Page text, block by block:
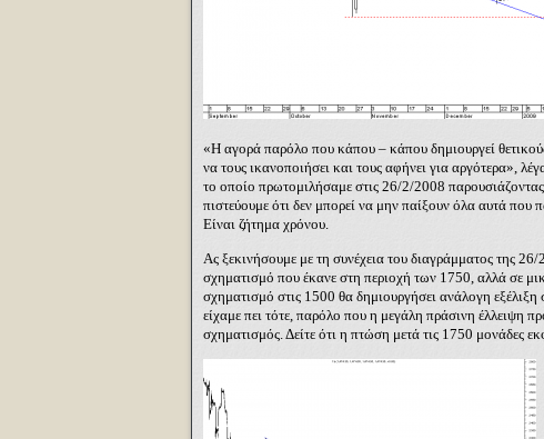
«Η αγορά παρόλο που κάπου – κάπου δημιουργεί
να τους ικανοποιήσει και τους αφήνει για αργότερα»,
το οποίο πρωτομιλήσαμε στις 26/2/2008
πιστεύουμε ότι δεν μπορεί να μην παίξουν όλα αυτά
Είναι ζήτημα χρόνου.
Ας ξεκινήσουμε με τη συνέχεια του διαγράμματος της 26/
σχηματισμό που έκανε στη περιοχή των 1750, αλλά σε
σχηματισμό στις 1500 θα δημιουργήσει ανάλογη
είχαμε πει τότε, παρόλο που η μεγάλη πράσινη έλλειψη
σχηματισμός. Δείτε ότι η πτώση μετά τις 1750 μονάδες